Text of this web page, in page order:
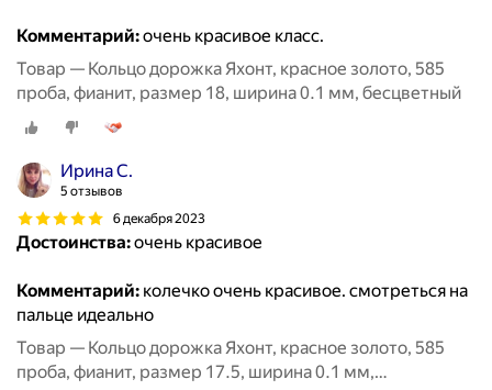
Комментарий:очень красивое класс.
Товар — Кольцо дорожка Яхонт, красное золото, 585
проба, фианит, размер 18, ширина 0.1 мм, бесцветный
Ирина С.
5 отзывов
6 декабря 2023
Достоинства:очень красивое
Комментарий: колечко очень красивое. смотреться на
пальце идеально
Товар — Кольцо дорожка Яхонт, красное золото, 585
проба, фианит, размер 17.5, ширина 0.1 мм,